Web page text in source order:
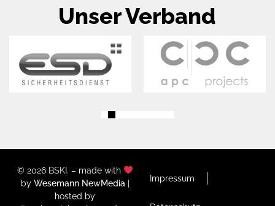
Unser Verband
© 2026 BSKI. – made with
by Wesemann NewMedia
hosted by
Impressum